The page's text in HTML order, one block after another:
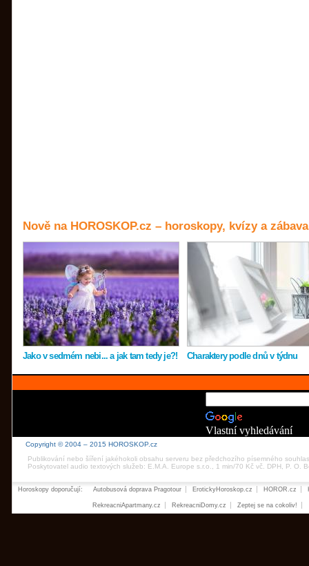
Nově na HOROSKOP.cz – horoskopy, kvízy a zábava
Jako v sedmém nebi... a jak tam tedy je?! Charaktery podle dnů v týdnu
Vlastní vyhledávání
Copyright © 2004 – 2015 HOROSKOP.cz
Publikování nebo šíření jakéhokoli obsahu serveru bez předchozího písemného
Poskytovatel audio textových služeb: E.M.A. Europe s.r.o., 1 min/70 Kč vč. DPH, P. O.
Horoskopy doporučují: Autobusová doprava Pragotour ErotickyHoroskop.cz HOROR.cz
RekreacniApartmany.cz RekreacniDomy.cz Zeptej se na cokoliv!